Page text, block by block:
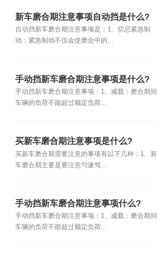
新车磨合期注意事项自动挡是什么?
自动挡新车磨合期注意事项是：1、切忌紧急制
动：紧急制动不仅会使磨合中的...
手动挡新车磨合期注意事项是什么?
手动挡新车磨合期注意事项：1、减载：磨合期间
车辆的负荷不能超过额定负荷...
买新车磨合期注意事项是什么?
买新车磨合期需要注意的事项有以下几种：1、新
车磨合期主要是要注意匀速驾...
手动挡新车磨合期注意事项什么?
手动挡新车磨合期注意事项：1、减载：磨合期间
车辆的负荷不能超过额定负荷...